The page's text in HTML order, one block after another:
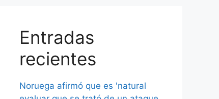
Entradas
recientes
Noruega afirmó que es 'natural